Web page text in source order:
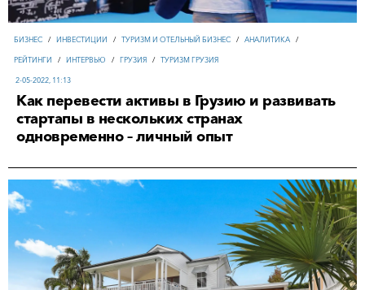
БИЗНЕС / ИНВЕСТИЦИИ / ТУРИЗМ И ОТЕЛЬНЫЙ БИЗНЕС / АНАЛИТИКА /
РЕЙТИНГИ / ИНТЕРВЬЮ / ГРУЗИЯ / ТУРИЗМ ГРУЗИЯ
2-05-2022, 11:13
Как перевести активы в Грузию и развивать
стартапы в нескольких странах
одновременно – личный опыт